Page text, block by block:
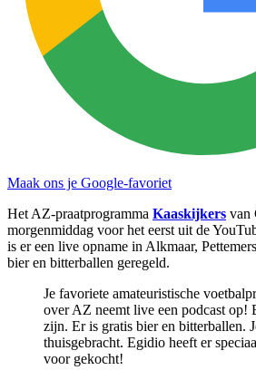
Maak ons je Google-favoriet
Het AZ-praatprogramma Kaaskijkers van
morgenmiddag voor het eerst uit de
is er een live opname in Alkmaar,
bier en bitterballen geregeld.
Je favoriete amateuristische
over AZ neemt live een podcast op!
zijn. Er is gratis bier en bitterballen.
thuisgebracht. Egidio heeft er
voor gekocht!